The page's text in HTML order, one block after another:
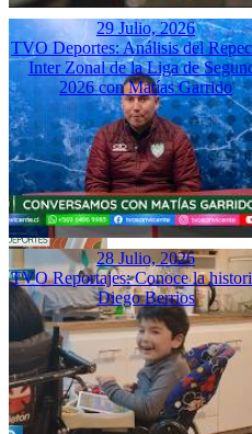
29 Julio, 2026
TVO Deportes: Análisis del
Inter Zonal de la Liga de
2026 con Matías Garrido
28 Julio, 2026
TVO Reportajes: Conoce la
Diego Berrios